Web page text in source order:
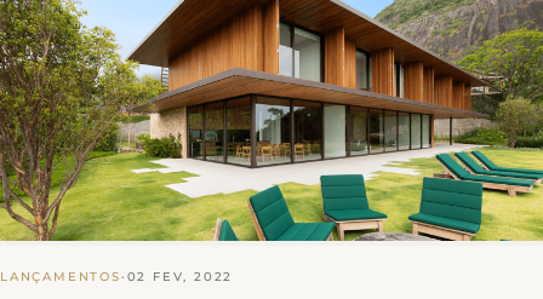
LANÇAMENTOS· 02 FEV, 2022